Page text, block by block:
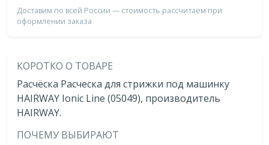
Доставим по всей России — стоимость рассчитаем при
оформлении заказа
КОРОТКО О ТОВАРЕ
Расчёска Расческа для стрижки под машинку
HAIRWAY Ionic Line (05049), производитель
HAIRWAY.
ПОЧЕМУ ВЫБИРАЮТ